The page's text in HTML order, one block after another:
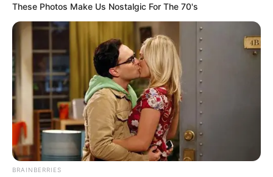
These Photos Make Us Nostalgic For The 70's
BRAINBERRIES